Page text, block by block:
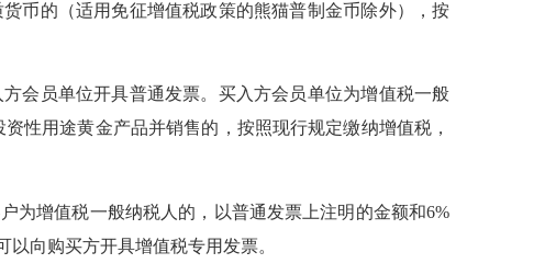
的（适用免征增值税政策的熊猫普制金币除外），按
员单位开具普通发票。买入方会员单位为增值税一般
性用途黄金产品并销售的，按照现行规定缴纳增值税，
增值税一般纳税人的，以普通发票上注明的金额和6%
向购买方开具增值税专用发票。